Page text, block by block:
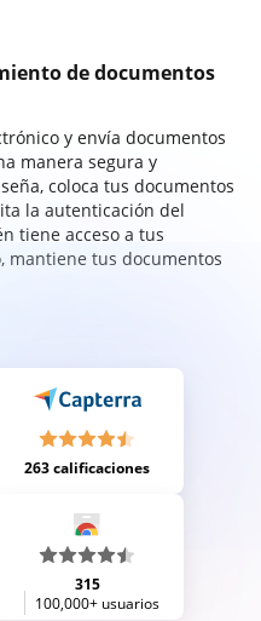
de documentos
y envía documentos
manera segura y
coloca tus documentos
la autenticación del
tiene acceso a tus
mantiene tus documentos
263 calificaciones
315
100,000+ usuarios